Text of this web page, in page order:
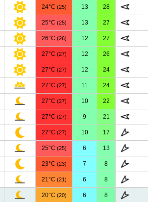
24°C (25) 13 28
25°C (25) 13 27
26°C (26) 12 27
27°C (27) 12 26
27°C (27) 12 24
27°C (27) 11 24
27°C (27) 10 22
27°C (27) 9 21
27°C (27) 10 17
25°C (25) 6 13
23°C (23) 7 8
21°C (21) 6 8
20°C (20) 6 8